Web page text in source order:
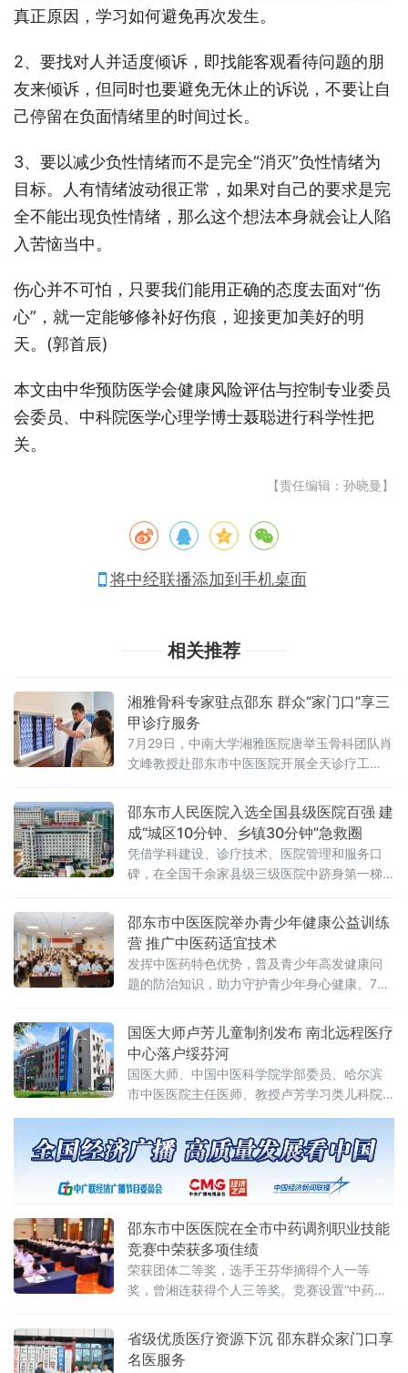
真正原因，学习如何避免再次发生。
2、要找对人并适度倾诉，即找能客观看待问题的朋
友来倾诉，但同时也要避免无休止的诉说，不要让自
己停留在负面情绪里的时间过长。
3、要以减少负性情绪而不是完全“消灭”负性情绪为
目标。人有情绪波动很正常，如果对自己的要求是完
全不能出现负性情绪，那么这个想法本身就会让人陷
入苦恼当中。
伤心并不可怕，只要我们能用正确的态度去面对“伤
心”，就一定能够修补好伤痕，迎接更加美好的明
天。(郭首辰)
本文由中华预防医学会健康风险评估与控制专业委员
会委员、中科院医学心理学博士聂聪进行科学性把
关。
【责任编辑：孙晓曼】
将中经联播添加到手机桌面
相关推荐
湘雅骨科专家驻点邵东 群众“家门口”享三
甲诊疗服务
7月29日，中南大学湘雅医院唐举玉骨科团队肖
文峰教授赴邵东市中医医院开展全天诊疗工
科联盟以来，常态化专家驻点服务的日常一
幕。上午门诊时段，肖文峰教授接诊多名骨关
节病患者，结合病史、影像资料与中医辨证思
路，逐一制定个体化方案，涵盖保守治疗、手
术干预及康复调养。不少患者表示，以往赴长
专家定期
邵东市人民医院入选全国县级医院百强 建
成“城区10分钟、乡镇30分钟”急救圈
凭借学科建设、诊疗技术、医院管理和服务口
碑，在全国千余家县级三级医院中跻身第一梯
级乙等综合医院，纳入国家“千县工程”重点建设
医院和全国公立医院党建示范医院。医院现有
开放床位1390张，2025年门急诊量接近68万
人次，综合救治
邵东市中医医院举办青少年健康公益训练
营 推广中医药适宜技术
发挥中医药特色优势，普及青少年高发健康问
题的防治知识，助力守护青少年身心健康。7月
长佘正军出席开班仪式并致辞，介绍医院中医
药服务特色及青少年健康干预工作成效，强调
中医适宜技术在青少年健康管理中的独特作
用。党委委员、副院
国医大师卢芳儿童制剂发布 南北远程医疗
中心落户绥芬河
国医大师、中国中医科学院学部委员、哈尔滨
市中医医院主任医师、教授卢芳学习类儿科院
健康抗衰医学远程会诊中心、卢芳国医大师工
作站益智门诊揭牌仪式在黑龙江省绥芬河市人
邵东市中医医院在全市中药调剂职业技能
竞赛中荣获多项佳绩
荣获团体二等奖，选手王芬华摘得个人一等
奖，曾湘连获得个人三等奖。竞赛设置“中药饮
省级优质医疗资源下沉 邵东群众家门口享
名医服务